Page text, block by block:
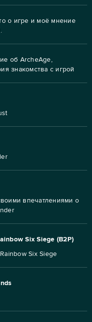
о игре и моё мнение
об ArcheAge,
знакомства с игрой
впечатлениями о
Six Siege (B2P)
Six Siege